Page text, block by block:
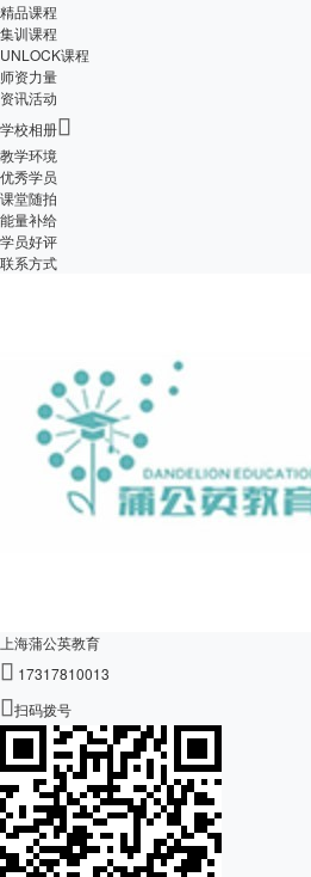
精品课程
集训课程
UNLOCK课程
师资力量
资讯活动
学校相册
教学环境
优秀学员
课堂随拍
能量补给
学员好评
联系方式
上海蒲公英教育
 17317810013
扫码拨号